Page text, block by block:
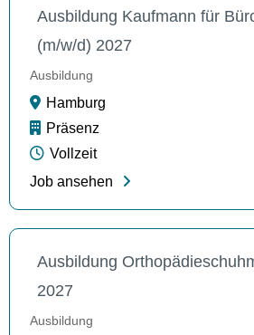
Ausbildung Kaufmann für
(m/w/d) 2027
Ausbildung
Hamburg
Präsenz
Vollzeit
Job ansehen
Ausbildung
2027
Ausbildung